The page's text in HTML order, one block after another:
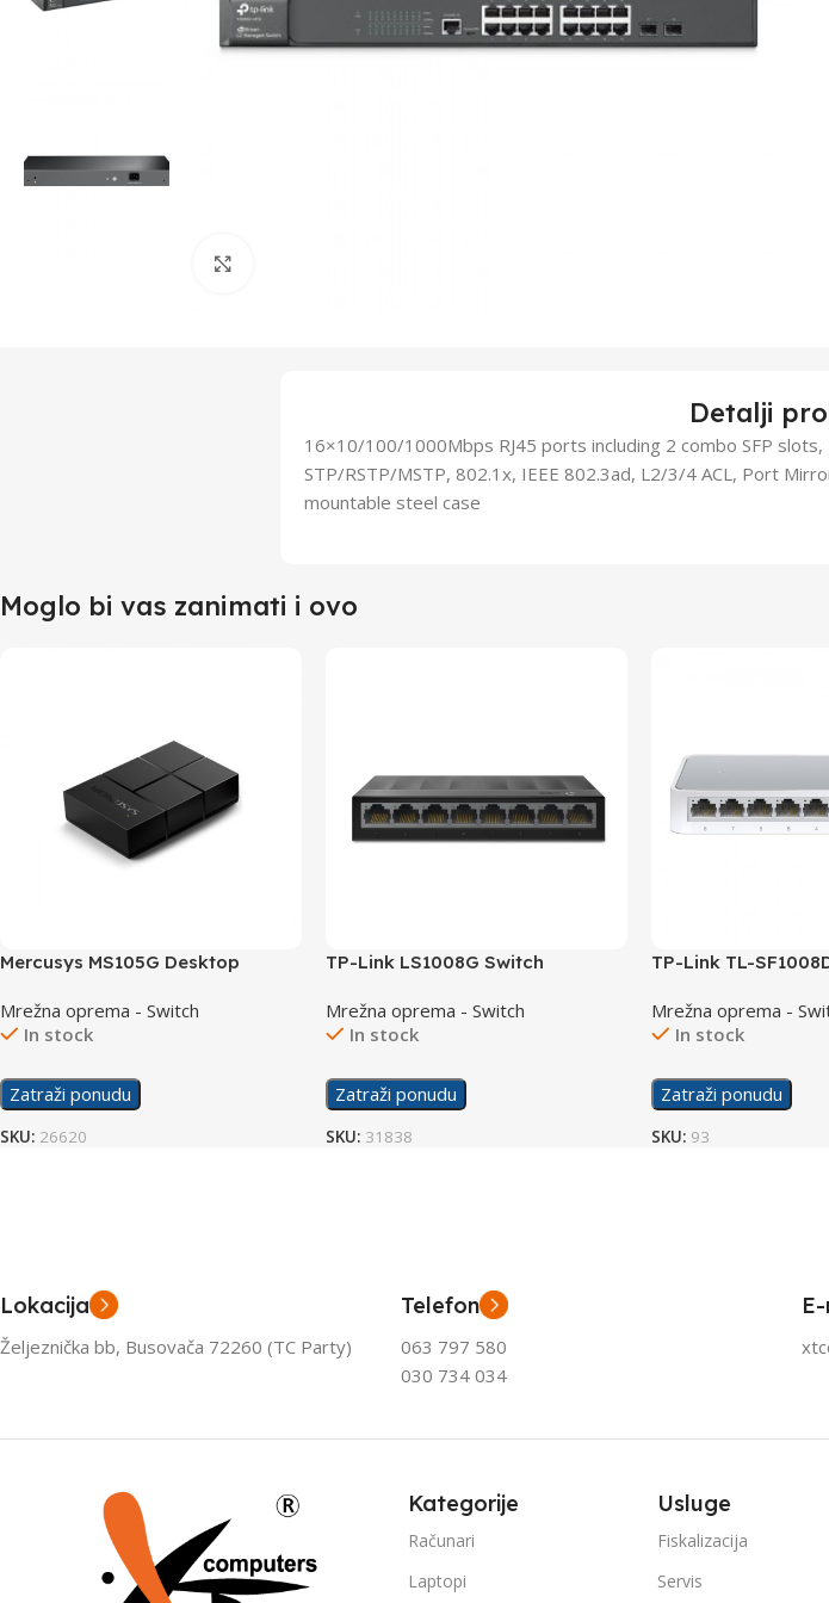
Detalji
16×10/100/1000Mbps RJ45 ports including 2 combo SFP
STP/RSTP/MSTP, 802.1x, IEEE 802.3ad, L2/3/4 ACL, Port
mountable steel case
Moglo bi vas zanimati i ovo
Mercusys MS105G Desktop
Mrežna oprema - Switch
In stock
Zatraži ponudu
SKU: 26620
TP-Link LS1008G Switch
Mrežna oprema - Switch
In stock
Zatraži ponudu
SKU: 31838
TP-Link TL-
Mrežna oprema -
In stock
Zatraži ponudu
SKU: 93
Lokacija
Željeznička bb, Busovača 72260 (TC Party)
Telefon
063 797 580
030 734 034
Kategorije
Računari
Laptopi
Usluge
Fiskalizacija
Servis